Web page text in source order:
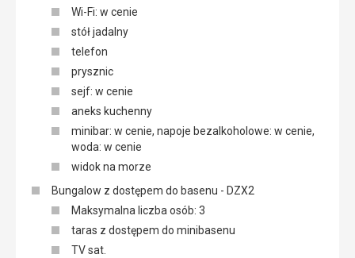
Wi-Fi: w cenie
stół jadalny
telefon
prysznic
sejf: w cenie
aneks kuchenny
minibar: w cenie, napoje bezalkoholowe: w cenie,
woda: w cenie
widok na morze
Bungalow z dostępem do basenu - DZX2
Maksymalna liczba osób: 3
taras z dostępem do minibasenu
TV sat.